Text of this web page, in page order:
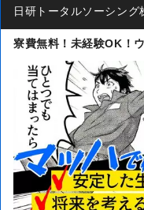
日研トータルソーシン
寮費無料！未経験OK！